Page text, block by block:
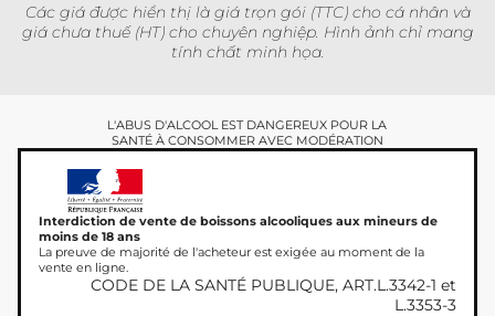
Các giá được hiển thị là giá trọn gói (TTC) cho cá nhân và
giá chưa thuế (HT) cho chuyên nghiệp. Hình ảnh chỉ mang
tính chất minh họa.
L'ABUS D'ALCOOL EST DANGEREUX POUR LA
SANTÉ À CONSOMMER AVEC MODÉRATION
Interdiction de vente de boissons alcooliques aux mineurs de
moins de 18 ans
La preuve de majorité de l'acheteur est exigée au moment de la
vente en ligne.
CODE DE LA SANTÉ PUBLIQUE, ART.L.3342-1 et
L.3353-3